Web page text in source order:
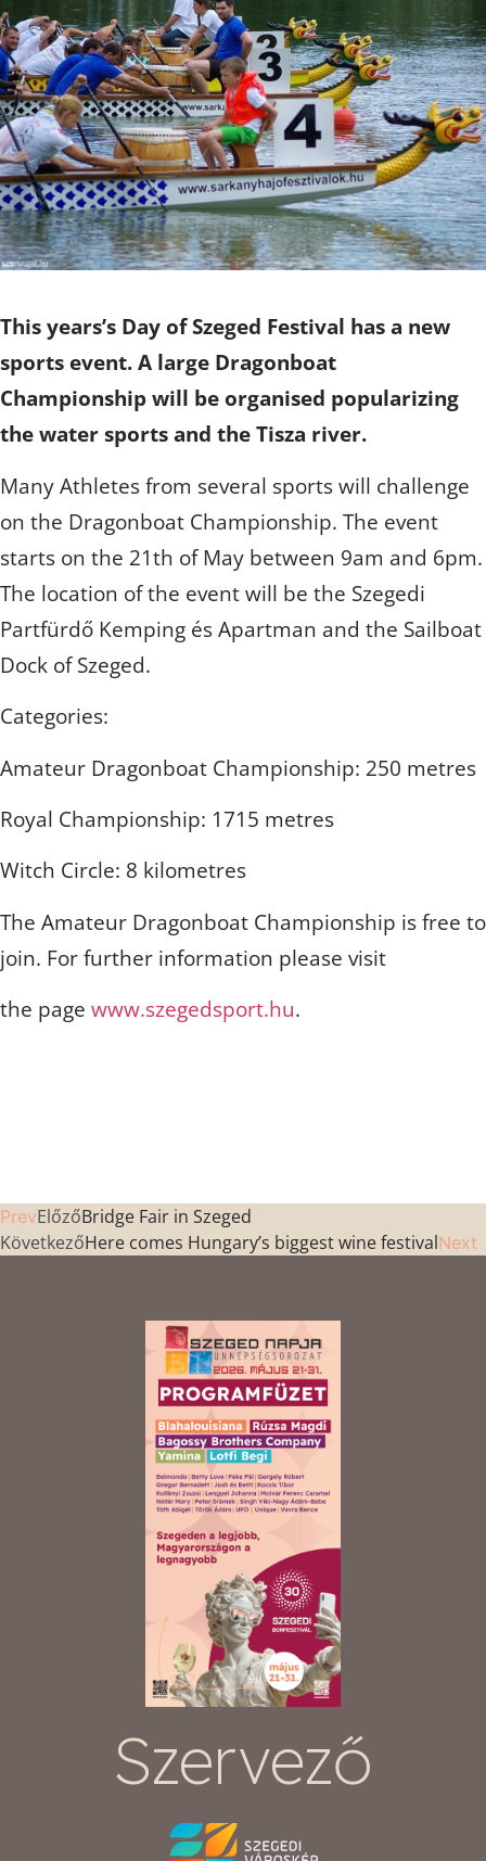
This years’s Day of Szeged Festival has a new
sports event. A large Dragonboat
Championship will be organised popularizing
the water sports and the Tisza river.
Many Athletes from several sports will challenge
on the Dragonboat Championship. The event
starts on the 21th of May between 9am and 6pm.
The location of the event will be the Szegedi
Partfürdő Kemping és Apartman and the Sailboat
Dock of Szeged.
Categories:
Amateur Dragonboat Championship: 250 metres
Royal Championship: 1715 metres
Witch Circle: 8 kilometres
The Amateur Dragonboat Championship is free to
join. For further information please visit
the page www.szegedsport.hu.
PrevElőzőBridge Fair in Szeged
KövetkezőHere comes Hungary’s biggest wine festivalNext
Szervező